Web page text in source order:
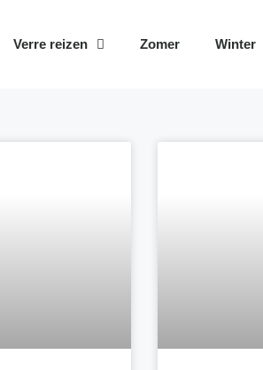
Verre reizen Zomer Winter